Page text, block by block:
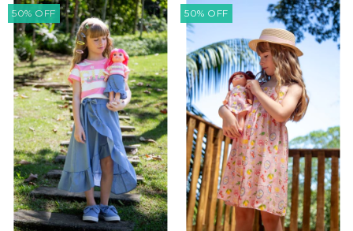
50% OFF 50% OFF